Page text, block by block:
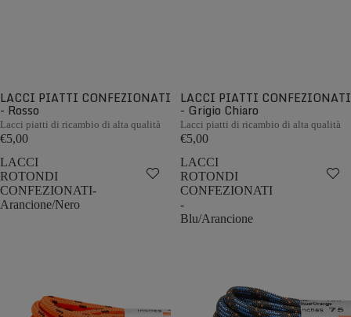
LACCI PIATTI CONFEZIONATI
- Rosso
Lacci piatti di ricambio di alta qualità
€5,00
LACCI PIATTI CONFEZIONATI
- Grigio Chiaro
Lacci piatti di ricambio di alta qualità
€5,00
LACCI
ROTONDI
CONFEZIONATI-
Arancione/Nero
LACCI
ROTONDI
CONFEZIONATI
-
Blu/Arancione